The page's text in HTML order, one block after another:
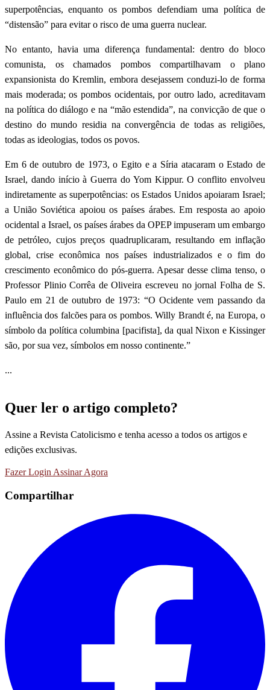
superpotências, enquanto os pombos defendiam uma política de
“distensão” para evitar o risco de uma guerra nuclear.
No entanto, havia uma diferença fundamental: dentro do bloco
comunista, os chamados pombos compartilhavam o plano
expansionista do Kremlin, embora desejassem conduzi-lo de forma
mais moderada; os pombos ocidentais, por outro lado, acreditavam
na política do diálogo e na “mão estendida”, na convicção de que o
destino do mundo residia na convergência de todas as religiões,
todas as ideologias, todos os povos.
Em 6 de outubro de 1973, o Egito e a Síria atacaram o Estado de
Israel, dando início à Guerra do Yom Kippur. O conflito envolveu
indiretamente as superpotências: os Estados Unidos apoiaram Israel;
a União Soviética apoiou os países árabes. Em resposta ao apoio
ocidental a Israel, os países árabes da OPEP impuseram um embargo
de petróleo, cujos preços quadruplicaram, resultando em inflação
global, crise econômica nos países industrializados e o fim do
crescimento econômico do pós-guerra. Apesar desse clima tenso, o
Professor Plinio Corrêa de Oliveira escreveu no jornal Folha de S.
Paulo em 21 de outubro de 1973: “O Ocidente vem passando da
influência dos falcões para os pombos. Willy Brandt é, na Europa, o
símbolo da política columbina [pacifista], da qual Nixon e Kissinger
são, por sua vez, símbolos em nosso continente.”
...
Quer ler o artigo completo?
Assine a Revista Catolicismo e tenha acesso a todos os artigos e
edições exclusivas.
Fazer Login Assinar Agora
Compartilhar